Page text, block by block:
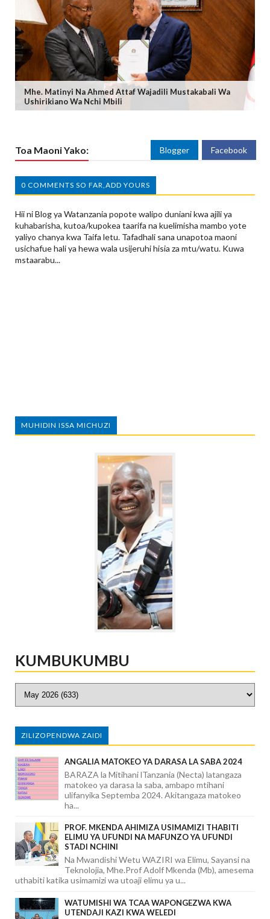
Mhe. Matinyi Na Ahmed Attaf Wajadili Mustakabali Wa
Ushirikiano Wa Nchi Mbili
Toa Maoni Yako: Blogger Facebook
0 COMMENTS SO FAR,ADD YOURS
Hii ni Blog ya Watanzania popote walipo duniani kwa ajili ya
kuhabarisha, kutoa/kupokea taarifa na kuelimisha mambo yote
yaliyo chanya kwa Taifa letu. Tafadhali sana unapotoa maoni
usichafue hali ya hewa wala usijeruhi hisia za mtu/watu. Kuwa
mstaarabu...
MUHIDIN ISSA MICHUZI
KUMBUKUMBU
ZILIZOPENDWA ZAIDI
ANGALIA MATOKEO YA DARASA LA SABA 2024
BARAZA la Mitihani lTanzania (Necta) latangaza
matokeo ya darasa la saba, ambapo mtihani
ulifanyika Septemba 2024. Akitangaza matokeo
ha...
PROF. MKENDA AHIMIZA USIMAMIZI THABITI
ELIMU YA UFUNDI NA MAFUNZO YA UFUNDI
STADI NCHINI
Na Mwandishi Wetu WAZIRI wa Elimu, Sayansi na
Teknolojia, Mhe.Prof Adolf Mkenda (Mb), amesema
uthabiti katika usimamizi wa utoaji elimu ya u...
WATUMISHI WA TCAA WAPONGEZWA KWA
UTENDAJI KAZI KWA WELEDI